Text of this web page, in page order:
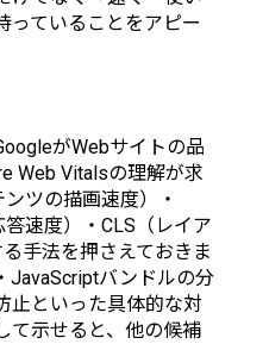
っていることをアピー
がWebサイトの品
Web Vitalsの理解が求
ツの描画速度）・
速度）・CLS（レイア
手法を押さえておきま
JavaScriptバンドルの分
止といった具体的な対
て示せると、他の候補